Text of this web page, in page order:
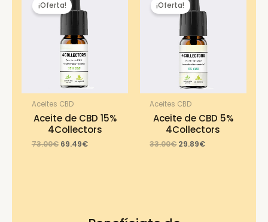
¡Oferta!
Aceites CBD
Aceite de CBD 15%
4Collectors
73.00€ Original
69.49€Current
¡Oferta!
Aceites CBD
Aceite de CBD 5%
4Collectors
33.00€ Original
29.89€Current